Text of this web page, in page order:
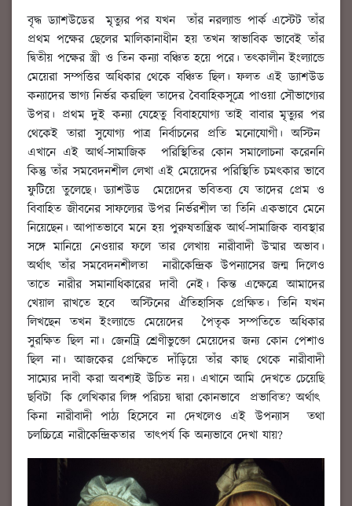
বৃদ্ধ ড্যাশউডের মৃত্যুর পর যখন তাঁর নরল্যান্ড পার্ক এস্টেট তাঁর
প্রথম পক্ষের ছেলের মালিকানাধীন হয় তখন স্বাভাবিক ভাবেই তাঁর
দ্বিতীয় পক্ষের স্ত্রী ও তিন কন্যা বঞ্চিত হয়ে পরে। তৎকালীন ইংল্যান্ডে
মেয়েরা সম্পত্তির অধিকার থেকে বঞ্চিত ছিল। ফলত এই ড্যাশউড
কন্যাদের ভাগ্য নির্ভর করছিল তাদের বৈবাহিকসূত্রে পাওয়া সৌভাগ্যের
উপর। প্রথম দুই কন্যা যেহেতু বিবাহযোগ্য তাই বাবার মৃত্যুর পর
থেকেই তারা সুযোগ্য পাত্র নির্বাচনের প্রতি মনোযোগী। অস্টিন
এখানে এই আর্থ-সামাজিক পরিস্থিতির কোন সমালোচনা করেননি
কিন্তু তাঁর সমবেদনশীল লেখা এই মেয়েদের পরিস্থিতি চমৎকার ভাবে
ফুটিয়ে তুলেছে। ড্যাশউড মেয়েদের ভবিতব্য যে তাদের প্রেম ও
বিবাহিত জীবনের সাফল্যের উপর নির্ভরশীল তা তিনি একভাবে মেনে
নিয়েছেন। আপাতভাবে মনে হয় পুরুষতান্ত্রিক আর্থ-সামাজিক ব্যবস্থার
সঙ্গে মানিয়ে নেওয়ার ফলে তার লেখায় নারীবাদী উষ্মার অভাব।
অর্থাৎ তাঁর সমবেদনশীলতা নারীকেন্দ্রিক উপন্যাসের জন্ম দিলেও
তাতে নারীর সমানাধিকারের দাবী নেই। কিন্ত এক্ষেত্রে আমাদের
খেয়াল রাখতে হবে অস্টিনের ঐতিহাসিক প্রেক্ষিত। তিনি যখন
লিখছেন তখন ইংল্যান্ডে মেয়েদের পৈতৃক সম্পতিতে অধিকার
সুরক্ষিত ছিল না। জেনট্রি শ্রেণীভুক্তো মেয়েদের জন্য কোন পেশাও
ছিল না। আজকের প্রেক্ষিতে দাঁড়িয়ে তাঁর কাছ থেকে নারীবাদী
সাম্যের দাবী করা অবশ্যই উচিত নয়। এখানে আমি দেখতে চেয়েছি
ছবিটা কি লেখিকার লিঙ্গ পরিচয় দ্বারা কোনভাবে প্রভাবিত? অর্থাৎ
কিনা নারীবাদী পাঠ্য হিসেবে না দেখলেও এই উপন্যাস তথা
চলচ্চিত্রে নারীকেন্দ্রিকতার তাৎপর্য কি অন্যভাবে দেখা যায়?